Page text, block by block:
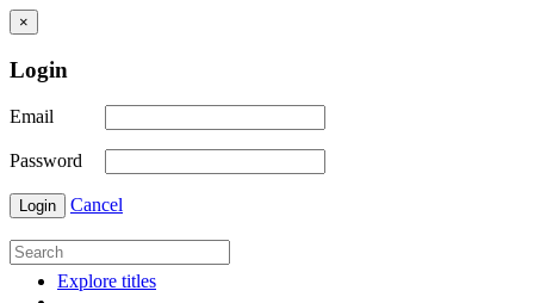
×
Login
Email
Password
Login Cancel
Explore titles